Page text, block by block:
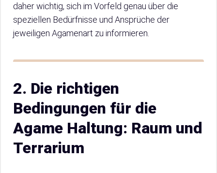
daher wichtig, sich im Vorfeld genau über die
speziellen Bedürfnisse und Ansprüche der
jeweiligen Agamenart zu informieren.
2. Die richtigen
Bedingungen für die
Agame Haltung: Raum und
Terrarium